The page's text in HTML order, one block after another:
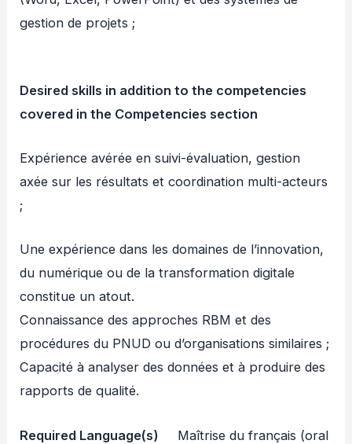
gestion de projets ;
Desired skills in addition to the competencies
covered in the Competencies section
Expérience avérée en suivi-évaluation, gestion
axée sur les résultats et coordination multi-acteurs
;
Une expérience dans les domaines de l’innovation,
du numérique ou de la transformation digitale
constitue un atout.
Connaissance des approches RBM et des
procédures du PNUD ou d’organisations similaires ;
Capacité à analyser des données et à produire des
rapports de qualité.
Required Language(s)
Maîtrise du français (oral